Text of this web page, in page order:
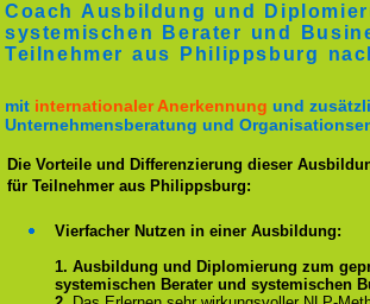
Coach Ausbildung und
systemischen Berater und
Teilnehmer aus Philippsburg
mit internationaler Anerkennung und
Unternehmensberatung und
Die Vorteile und Differenzierung dieser
für Teilnehmer aus Philippsburg:
Vierfacher Nutzen in einer Ausbildung:
1. Ausbildung und Diplomierung zum
systemischen Berater und systemischen